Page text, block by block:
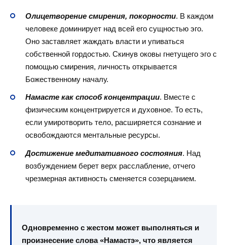
Олицетворение смирения, покорности. В каждом
человеке доминирует над всей его сущностью эго.
Оно заставляет жаждать власти и упиваться
собственной гордостью. Скинув оковы гнетущего эго с
помощью смирения, личность открывается
Божественному началу.
Намасте как способ концентрации. Вместе с
физическим концентрируется и духовное. То есть,
если умиротворить тело, расширяется сознание и
освобождаются ментальные ресурсы.
Достижение медитативного состояния. Над
возбуждением берет верх расслабление, отчего
чрезмерная активность сменяется созерцанием.
Одновременно с жестом может выполняться и
произнесение слова «Намастэ», что является